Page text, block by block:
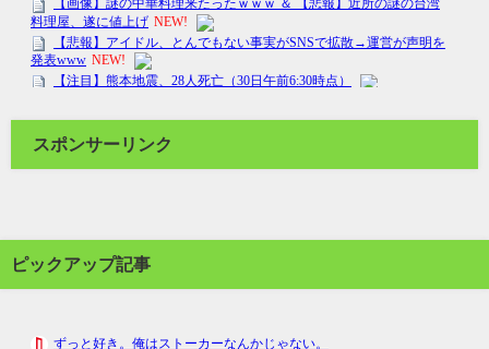
スポンサーリンク
ピックアップ記事